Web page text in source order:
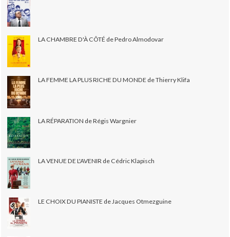
LA CHAMBRE D'À CÔTÉ de Pedro Almodovar
LA FEMME LA PLUS RICHE DU MONDE de Thierry Klifa
LA RÉPARATION de Régis Wargnier
LA VENUE DE L'AVENIR de Cédric Klapisch
LE CHOIX DU PIANISTE de Jacques Otmezguine